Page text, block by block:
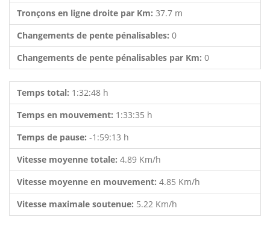
Tronçons en ligne droite par Km: 37.7 m
Changements de pente pénalisables: 0
Changements de pente pénalisables par Km: 0
Temps total: 1:32:48 h
Temps en mouvement: 1:33:35 h
Temps de pause: -1:59:13 h
Vitesse moyenne totale: 4.89 Km/h
Vitesse moyenne en mouvement: 4.85 Km/h
Vitesse maximale soutenue: 5.22 Km/h